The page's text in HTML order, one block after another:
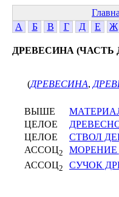
А
Б В Г Д Е Ж
ДРЕВЕСИНА (ЧАСТЬ
(ДРЕВЕСИНА,
ВЫШЕ
ЦЕЛОЕ
ЦЕЛОЕ
СТВОЛ
АССОЦ2
МОРЕНИЕ
АССОЦ2 СУЧОК